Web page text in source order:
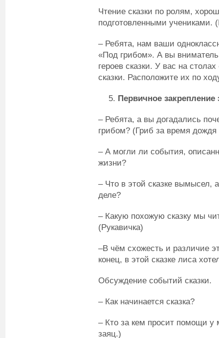
Чтение сказки по ролям,
подготовленными учениками.
– Ребята, нам ваши
«Под грибом». А вы
героев сказки. У вас на
сказки. Расположите их по
Первичное закрепление
– Ребята, а вы догадались
грибом? (Гриб за время
– А могли ли события,
жизни?
– Что в этой сказке вымысел,
деле?
– Какую похожую сказку мы
(Рукавичка)
–В чём схожесть и различие
конец, в этой сказке лиса
Обсуждение событий сказки.
– Как начинается сказка?
– Кто за кем просит помощи
заяц.)